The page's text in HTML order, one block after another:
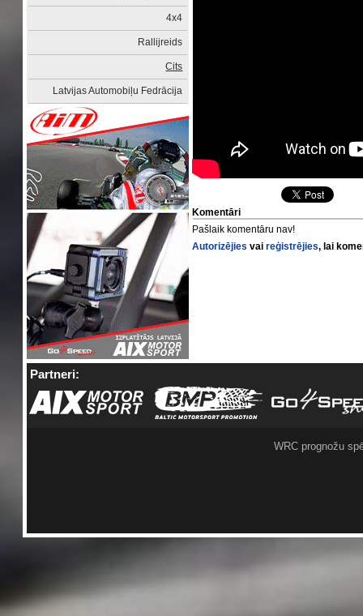
4x4
Rallijreids
Cits
Latvijas Automobiļu Fedrācija
Komentāri
Pašlaik komentāru nav!
Autorizējies vaireģistrējies, lai
Partneri:
WRC prognožu